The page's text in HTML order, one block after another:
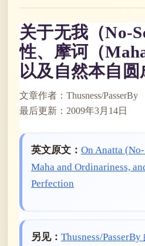
关于无我（No-
性、摩诃（
以及自然本自圆
文章作者：Thusness/PasserBy
最后更新：2009年3月14日
英文原文： On Anatta
Maha and Ordinariness,
Perfection
另见： Thusness/